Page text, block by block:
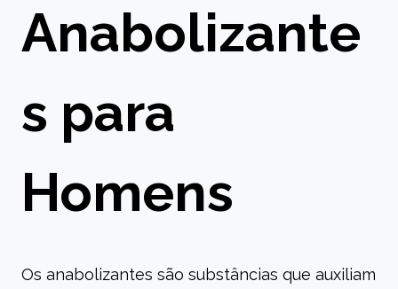
Anabolizante
s para
Homens
Os anabolizantes são substâncias que auxiliam